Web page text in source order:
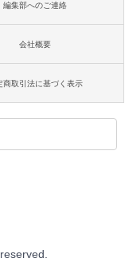
編集部へのご連絡
会社概要
商取引法に基づく表示